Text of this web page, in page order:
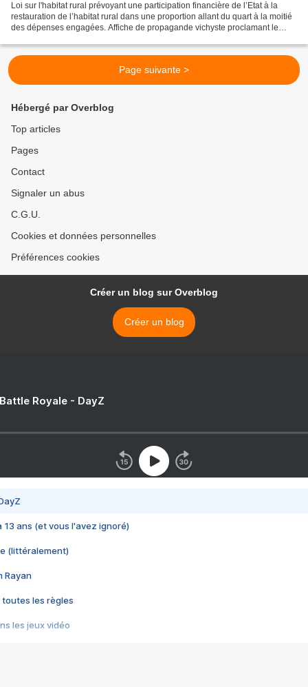
Loi sur l'habitat rural prévoyant une participation financière de l’Etat à la
restauration de l’habitat rural dans une proportion allant du quart à la moitié
des dépenses engagées. Affiche de propagande vichyste proclamant le
Page suivante >
Hébergé par Overblog
Top articles
Pages
Contact
Signaler un abus
C.G.U.
Cookies et données personnelles
Préférences cookies
Créer un blog sur Overblog
Créer un blog
Royale - DayZ
13 ans (et vous l'avez ignoré)
(littéralement)
Rayan
toutes les règles
les jeux vidéo